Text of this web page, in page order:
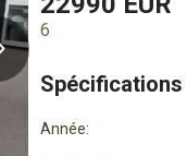
6
Spécifications
Année: